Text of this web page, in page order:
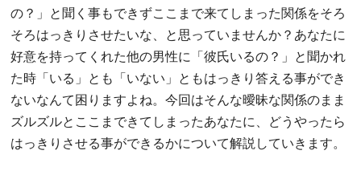
の？」と聞く事もできずここまで来てしまった関係をそろ
そろはっきりさせたいな、と思っていませんか？あなたに
好意を持ってくれた他の男性に「彼氏いるの？」と聞かれ
た時「いる」とも「いない」ともはっきり答える事ができ
ないなんて困りますよね。今回はそんな曖昧な関係のまま
ズルズルとここまできてしまったあなたに、どうやったら
はっきりさせる事ができるかについて解説していきます。